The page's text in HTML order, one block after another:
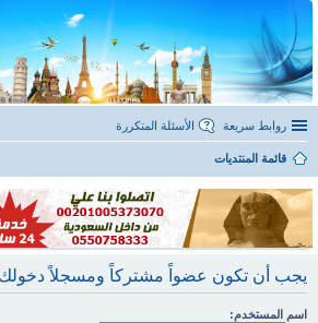
روابط سريعة الأسئلة المتكررة
قائمة المنتديات
يجب أن تكون عضواً مشتركاً ومسجلاً دخولك
اسم المستخدم: